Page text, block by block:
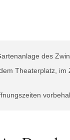
des
Theaterplatz,